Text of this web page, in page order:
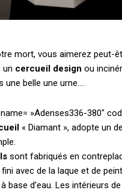
mort, vous aimerez peut-
un cercueil design ou
une belle une urne….
name= »Adenses336-380″
« Diamant », adopte un
sont fabriqués en
avec de la laque et de
base d’eau. Les intérieurs de